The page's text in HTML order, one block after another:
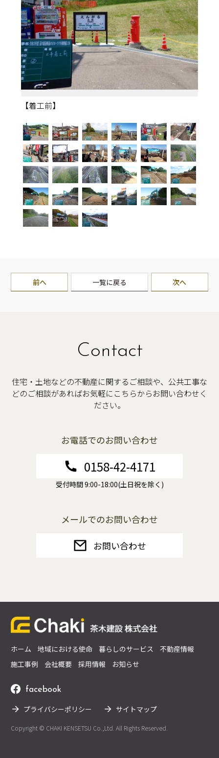
【着工前】
前へ 一覧に戻る 次へ
Contact
住宅・土地などの不動産に関するご相談や、公共工事な
どのご相談があればお気軽にこちらからお問い合わせく
ださい。
お電話でのお問い合わせ
0158-42-4171
受付時間 9:00-18:00(土日祝を除く)
メールでのお問い合わせ
お問い合わせ
ホーム 地域における使命 暮らしのサービス
不動産情報
施工事例
会社概要 採用情報 お知らせ
facebook
プライバシーポリシー サイトマップ
Copyright © CHAKI KENSETSU Co.,Ltd. All Rights Reserved.